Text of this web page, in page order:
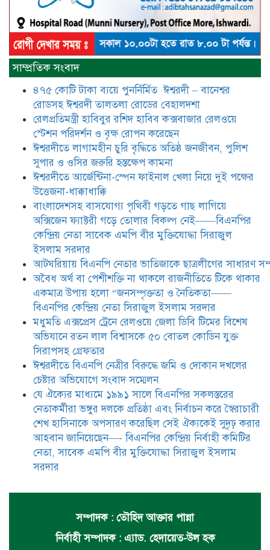
আটঘরিয়ায় বিএনপি নেতার ভাতিজাকে ছাত্রলীগের সাধারণ
​​অবৈধ অর্থ বা পেশীশক্তি না থাকলে
রাজনীতিতে টিকে থাকার একমাত্র উপায়
বিএনপির কেন্দ্রিয় নেতা সিরাজুল ইসলাম
সরদার
মধুমতি এক্সপ্রেস ট্রেনে রেলওয়ে জেলা
ডিবি টিমের বিশেষ অভিযানে রতন লাল
বিশ্বাসকে ৫০ বোতল কোডিন যুক্ত
সিরাপসহ গ্রেফতার
ঈশ্বরদীতে বিএনপি নেত্রীর বিরুদ্ধে জমি ও
দোকান দখলের চেষ্টার অভিযোগে সংবাদ
সম্মেলন
যে ঐক্যের মাধ্যমে ১৯৯১ সালে
বিএনপির সকলস্তরের নেতাকর্মীরা ভঙ্গুর
দলকে প্রতিষ্ঠা এবং নির্বাচন করে
স্বৈরাচারী শেখ হাসিনাকে অপসারণ
করেছিল সেই ঐক্যকেই সুদৃঢ় করার
আহবান জানিয়েছেন—- বিএনপির কেন্দ্রিয় নির্বাহী কমিটির নেতা,
সাবেক এমপি বীর মুক্তিযোদ্ধা সিরাজুল ইসলাম সরদার
সাম্প্রতিক সংবাদ
৪৭৫ কোটি টাকা ব্যয়ে পুনর্নির্মিত ঈশ্বরদী – বানেশ্বর
রোডসহ ঈশ্বরদী তালতলা রোডের বেহালদশা
রেলপ্রতিমন্ত্রী হাবিবুর রশিদ হাবিব কক্সবাজার রেলওয়ে
স্টেশন পরিদর্শন ও বৃক্ষ রোপন করেছেন
ঈশ্বরদীতে লাগামহীন চুরি বৃদ্ধিতে অতিষ্ঠ জনজীবন, পুলিশ
সুপার ও ওসির জরুরি হস্তক্ষেপ কামনা ​
ঈশ্বরদীতে আর্জেন্টিনা-স্পেন ফাইনাল খেলা নিয়ে দুই পক্ষের
উত্তেজনা-ধাক্কাধাক্কি
বাংলাদেশসহ বাসযোগ্য পৃথিবী গড়তে গাছ লাগিয়ে
অক্সিজেন ফ্যাক্টরী গড়ে তোলার বিকল্প নেই——বিএনপির
কেন্দ্রিয় নেতা সাবেক এমপি বীর মুক্তিযোদ্ধা সিরাজুল
ইসলাম সরদার
আটঘরিয়ায় বিএনপি নেতার ভাতিজাকে ছাত্রলীগের সাধারণ
​​অবৈধ অর্থ বা পেশীশক্তি না থাকলে রাজনীতিতে টিকে থাকার
একমাত্র উপায় হলো “জনসম্পৃক্ততা ও নৈতিকতা——
বিএনপির কেন্দ্রিয় নেতা সিরাজুল ইসলাম সরদার
মধুমতি এক্সপ্রেস ট্রেনে রেলওয়ে জেলা ডিবি টিমের বিশেষ
অভিযানে রতন লাল বিশ্বাসকে ৫০ বোতল কোডিন যুক্ত
সিরাপসহ গ্রেফতার
ঈশ্বরদীতে বিএনপি নেত্রীর বিরুদ্ধে জমি ও দোকান দখলের
চেষ্টার অভিযোগে সংবাদ সম্মেলন
যে ঐক্যের মাধ্যমে ১৯৯১ সালে বিএনপির সকলস্তরের
নেতাকর্মীরা ভঙ্গুর দলকে প্রতিষ্ঠা এবং নির্বাচন করে স্বৈরাচারী
শেখ হাসিনাকে অপসারণ করেছিল সেই ঐক্যকেই সুদৃঢ় করার
আহবান জানিয়েছেন—- বিএনপির কেন্দ্রিয় নির্বাহী কমিটির
নেতা, সাবেক এমপি বীর মুক্তিযোদ্ধা সিরাজুল ইসলাম
সরদার
সম্পাদক : তৌহিদ আক্তার পান্না
নির্বাহী সম্পাদক : এ্যাড. হেদায়েত-উল হক